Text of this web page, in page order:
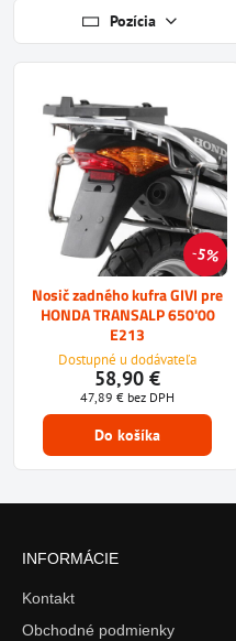
Pozícia
5%
Nosič zadného kufra GIVI pre
HONDA TRANSALP 650'00
E213
Dostupné u dodávateľa
58,90 €
47,89 € bez DPH
Do košíka
INFORMÁCIE
Kontakt
Obchodné podmienky